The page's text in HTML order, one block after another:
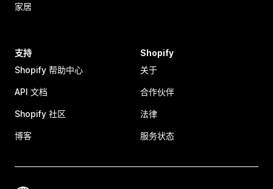
家居
支持
Shopify 帮助中心
API 文档
Shopify 社区
博客
Shopify
关于
合作伙伴
法律
服务状态